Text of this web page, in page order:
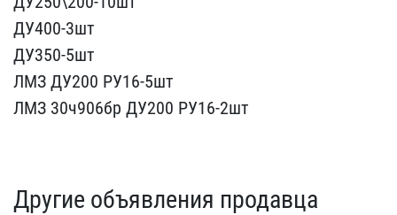
ДУ400-3шт
ДУ350-5ш​т
ЛМЗ ДУ200 РУ16-5шт
ЛМЗ​ 30ч906бр ДУ200 РУ16-2шт
Другие объявления продавца